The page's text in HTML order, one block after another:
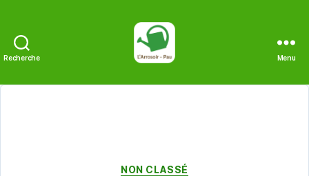
Recherche Menu
Catégories
NON CLASSÉ